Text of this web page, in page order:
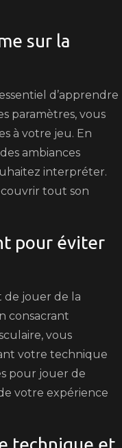
sur la
d’apprendre
paramètres, vous
à votre jeu. En
ambiances
interpréter.
tout son
pour éviter
de jouer de la
consacrant
vous
votre technique
pour jouer de
votre expérience